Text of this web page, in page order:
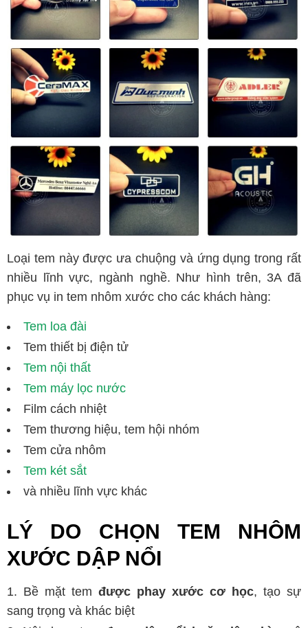
Loại tem này được ưa chuộng và ứng dụng trong rất
nhiều lĩnh vực, ngành nghề. Như hình trên, 3A đã
phục vụ in tem nhôm xước cho các khách hàng:
Tem loa đài
Tem thiết bị điện tử
Tem nội thất
Tem máy lọc nước
Film cách nhiệt
Tem thương hiệu, tem hội nhóm
Tem cửa nhôm
Tem két sắt
và nhiều lĩnh vực khác
LÝ DO CHỌN TEM NHÔM
XƯỚC DẬP NỔI
Bề mặt tem được phay xước cơ học, tạo sự
sang trọng và khác biệt